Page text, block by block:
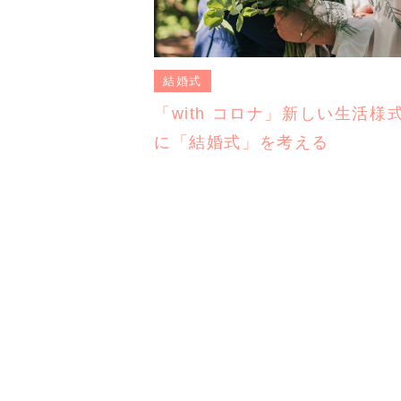
結婚式
「with コロナ」新しい生活様
に「結婚式」を考える